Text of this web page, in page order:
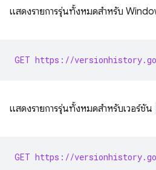
แสดงรายการรุ่นทั้งหมดสำหรับ
GET https://
แสดงรายการรุ่นทั้งหมดสำหรับเวอร์ชัน
GET https://